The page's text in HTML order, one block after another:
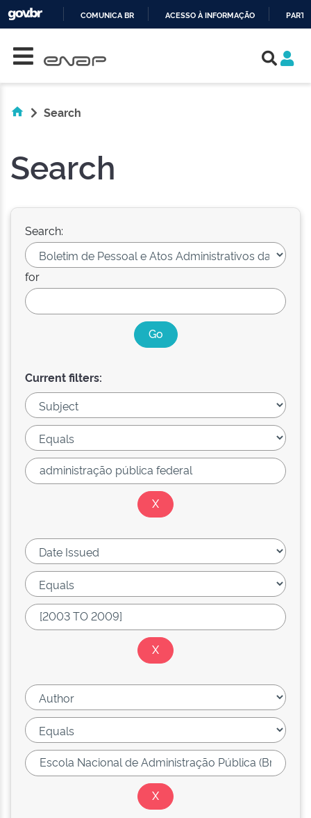
COMUNICA BR ACESSO À INFORMAÇÃO
Search
Search
Search:
for
Current filters: